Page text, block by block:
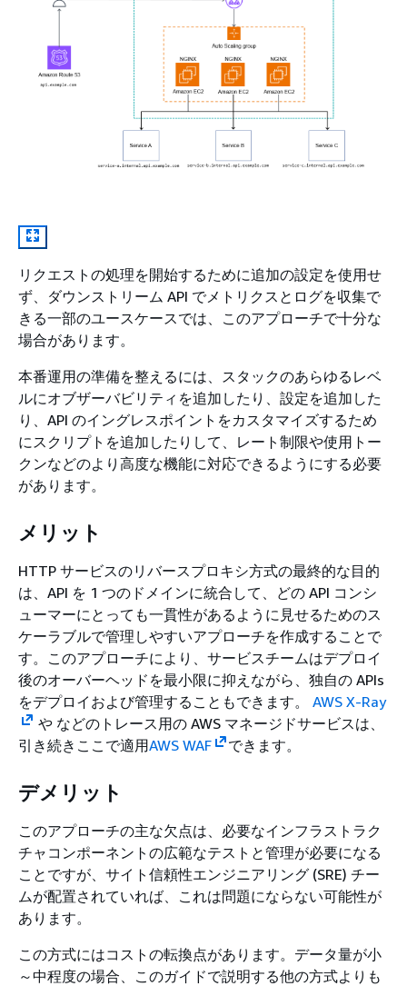
リクエストの処理を開始するために追加の設定を使用せ
ず、ダウンストリーム API でメトリクスとログを収集で
きる一部のユースケースでは、このアプローチで十分な
場合があります。
本番運用の準備を整えるには、スタックのあらゆるレベ
ルにオブザーバビリティを追加したり、設定を追加した
り、API のイングレスポイントをカスタマイズするため
にスクリプトを追加したりして、レート制限や使用トー
クンなどのより高度な機能に対応できるようにする必要
があります。
メリット
HTTP サービスのリバースプロキシ方式の最終的な目的
は、API を 1 つのドメインに統合して、どの API コンシ
ューマーにとっても一貫性があるように見せるためのス
ケーラブルで管理しやすいアプローチを作成することで
す。このアプローチにより、サービスチームはデプロイ
後のオーバーヘッドを最小限に抑えながら、独自の APIs
をデプロイおよび管理することもできます。 AWS X-Ray
や などのトレース用の AWS マネージドサービスは、
引き続きここで適用AWS WAF できます。
デメリット
このアプローチの主な欠点は、必要なインフラストラク
チャコンポーネントの広範なテストと管理が必要になる
ことですが、サイト信頼性エンジニアリング (SRE) チー
ムが配置されていれば、これは問題にならない可能性が
あります。
この方式にはコストの転換点があります。データ量が小
～中程度の場合、このガイドで説明する他の方式よりも